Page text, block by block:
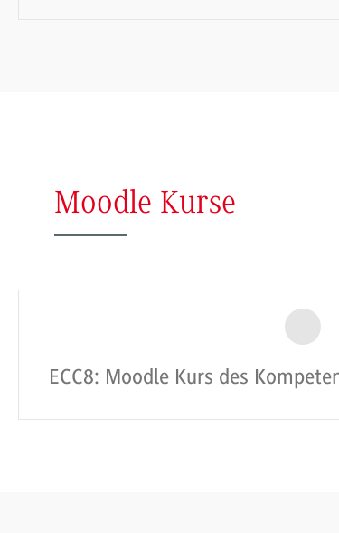
Moodle Kurse
ECC8: Moodle Kurs des